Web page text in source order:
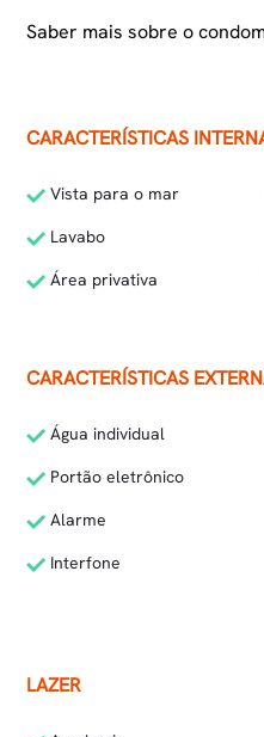
Saber mais sobre o
CARACTERÍSTICAS
Vista para o mar
Lavabo
Área privativa
CARACTERÍSTICAS
Água individual
Portão eletrônico
Alarme
Interfone
LAZER